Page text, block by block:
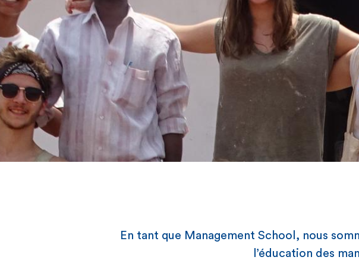
En tant que Management School, nous
l’éducation des